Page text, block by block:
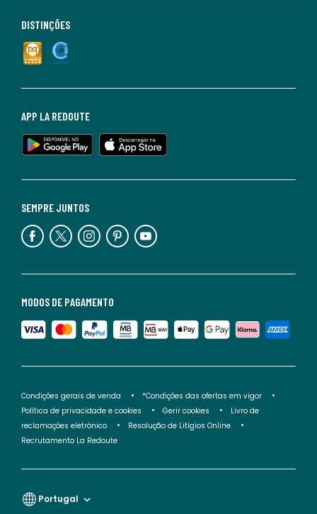
MODOS DE PAGAMENTO
SEMPRE JUNTOS
APP LA REDOUTE
DISTINÇÕES
Condições gerais de venda
*Condições das ofertas em vigor
Política de privacidade e cookies
Gerir cookies
Livro de
reclamações eletrónico
Resolução de Litígios Online
Recrutamento La Redoute
Portugal